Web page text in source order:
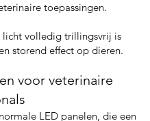
toepassingen.
licht volledig trillingsvrij is
storend effect op dieren.
voor veterinaire
LED panelen, die een